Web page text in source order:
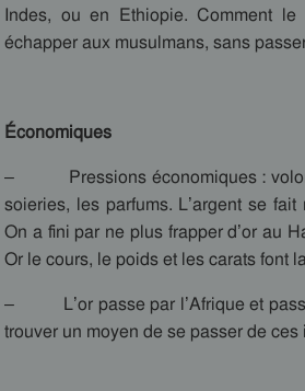
Indes, ou en Ethiopie. Comment
échapper aux musulmans, sans
Économiques
– Pressions économiques :
soieries, les parfums. L’argent se
On a fini par ne plus frapper d’or au
Or le cours, le poids et les carats font
– L’or passe par l’Afrique et
trouver un moyen de se passer de